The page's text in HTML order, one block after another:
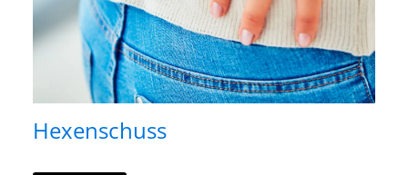
Hexenschuss